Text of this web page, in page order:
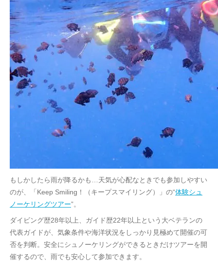
もしかしたら雨が降るかも…天気が心配なときでも参加しやすい
のが、「Keep Smiling！（キープスマイリング）」の“体験シュ
ノーケリングツアー”。
ダイビング歴28年以上、ガイド歴22年以上という大ベテランの
代表ガイドが、気象条件や海洋状況をしっかり見極めて開催の可
否を判断。安全にシュノーケリングができるときだけツアーを開
催するので、雨でも安心して参加できます。